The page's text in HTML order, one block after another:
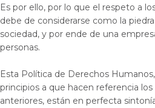
Es por ello, por lo que el respeto a
debe de considerarse como la
sociedad, y por ende de una
personas.
Esta Política de Derechos
principios a que hacen referencia
anteriores, están en perfecta